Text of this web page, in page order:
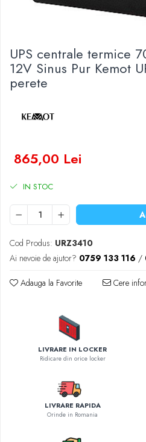
Lanterne
Lampi
Kit-uri vlogging
Convertoare tensiune
Ventilatoare
Cablu coaxial
Periferice PC
Accesorii auto
Redresoare
Roboti pornire
Carcase protectie NOCO BOOST
Incarcator masina electrica
Aparate de spalat cu presiune
Compresoare
UPS centrale termice
12V Sinus Pur Kemot
perete
865,00 Lei
IN STOC
Cod Produs: URZ3410
Ai nevoie de ajutor? 0759 133 116 /
Adauga la Favorite Cere
LIVRARE IN LOCKER
Ridicare din orice locker
LIVRARE RAPIDA
Orinde in Romania